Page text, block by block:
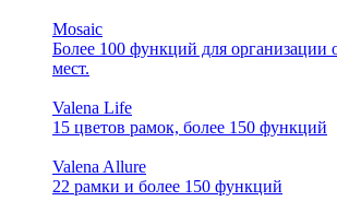
Mosaic
Более 100 функций для организации
мест.
Valena Life
15 цветов рамок, более 150 функций
Valena Allure
22 рамки и более 150 функций